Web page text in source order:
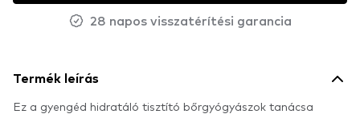
28 napos visszatérítési garancia
Termék leírás
Ez a gyengéd hidratáló tisztító bőrgyógyászok tanácsa